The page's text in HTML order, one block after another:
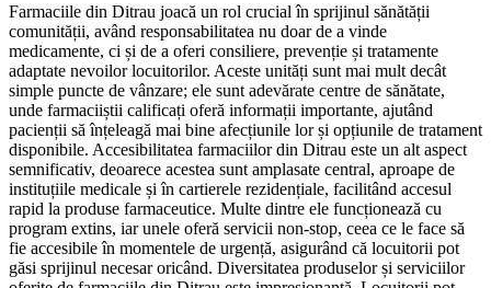
Farmaciile din Ditrau joacă un rol crucial în sprijinul sănătății
comunității, având responsabilitatea nu doar de a vinde
medicamente, ci și de a oferi consiliere, prevenție și tratamente
adaptate nevoilor locuitorilor. Aceste unități sunt mai mult decât
simple puncte de vânzare; ele sunt adevărate centre de sănătate,
unde farmaciiștii calificați oferă informații importante, ajutând
pacienții să înțeleagă mai bine afecțiunile lor și opțiunile de tratament
disponibile. Accesibilitatea farmaciilor din Ditrau este un alt aspect
semnificativ, deoarece acestea sunt amplasate central, aproape de
instituțiile medicale și în cartierele rezidențiale, facilitând accesul
rapid la produse farmaceutice. Multe dintre ele funcționează cu
program extins, iar unele oferă servicii non-stop, ceea ce le face să
fie accesibile în momentele de urgență, asigurând că locuitorii pot
găsi sprijinul necesar oricând. Diversitatea produselor și serviciilor